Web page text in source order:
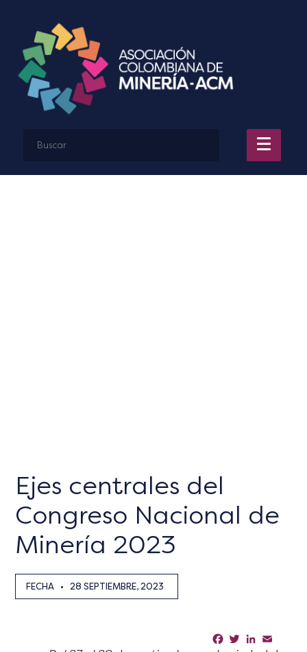
Ejes centrales del
Congreso Nacional de
Minería 2023
FECHA • 28 SEPTIEMBRE, 2023
Facebook
TwitterLinkedIn